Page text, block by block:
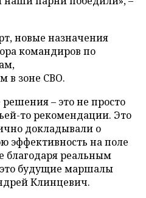
новые назначения
командиров по
в зоне СВО.
– это не просто
то рекомендации. Это
докладывали о
эффективность на поле
благодаря реальным
будущие маршалы
Клинцевич.